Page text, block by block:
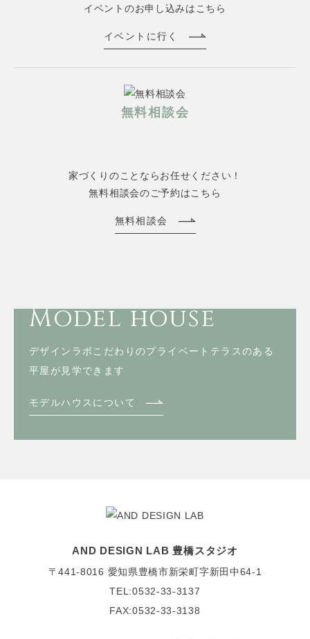
イベントのお申し込みはこちら
イベントに行く
無料相談会
家づくりのことならお任せください！
無料相談会のご予約はこちら
無料相談会
Model house
デザインラボこだわりのプライベートテラスのある
平屋が見学できます
モデルハウスについて
AND DESIGN LAB 豊橋スタジオ
〒441-8016 愛知県豊橋市新栄町字新田中64-1
TEL:0532-33-3137
FAX:0532-33-3138